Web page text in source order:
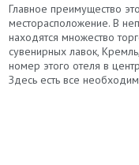
Главное преимущество
месторасположение. В
находятся множество
сувенирных лавок,
номер этого отеля в
Здесь есть все